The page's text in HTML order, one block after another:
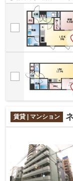
べます♪気になるイチオ
賃貸 | マンション